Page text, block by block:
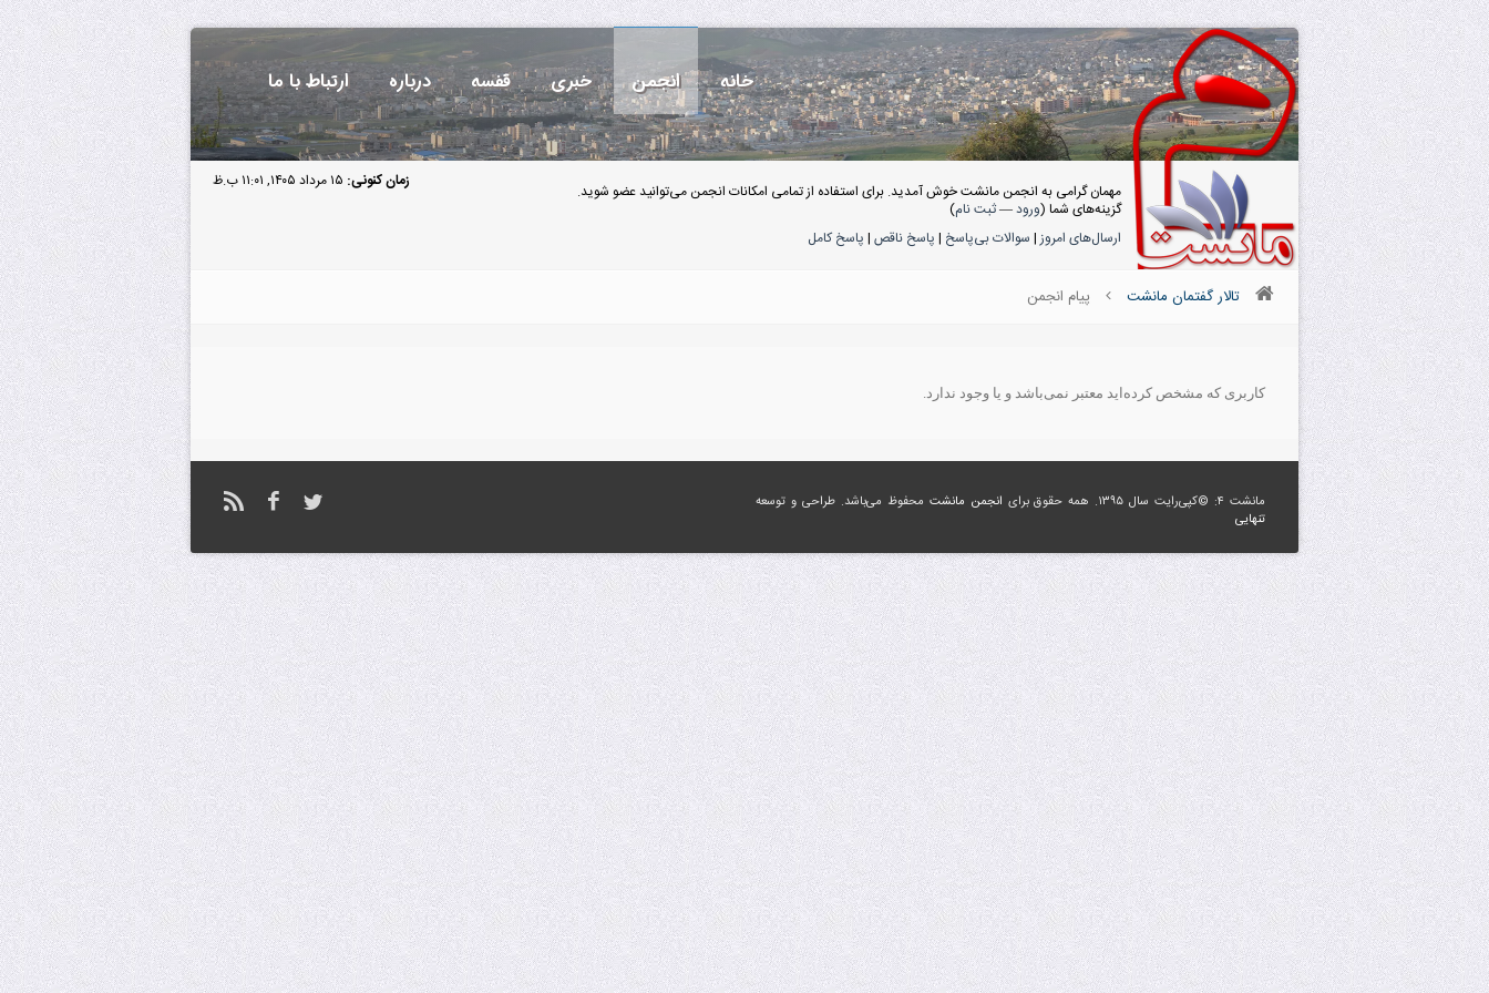
خانه انجمن خبری قفسه درباره ارتباط با ما
زمان کنونی: ۱۵ مرداد ۱۴۰۵, ۱۱:۰۱ ب.ظ
مهمان گرامی به انجمن مانشت خوش آمدید. برای استفاده از تمامی امکانات انجمن می‌توانید عضو شوید.
گزینه‌های شما (ورود—ثبت نام)
ارسال‌های امروز| سوالات بی‌پاسخ | پاسخ ناقص | پاسخ کامل
تالار گفتمان مانشت پیام انجمن
کاربری که مشخص کرده‌اید معتبر نمی‌باشد و یا وجود ندارد.
مانشت ۴: ©کپی‌رایت سال ۱۳۹۵. همه حقوق برای انجمن مانشت محفوظ می‌باشد. طراحی و توسعه
تنهایی